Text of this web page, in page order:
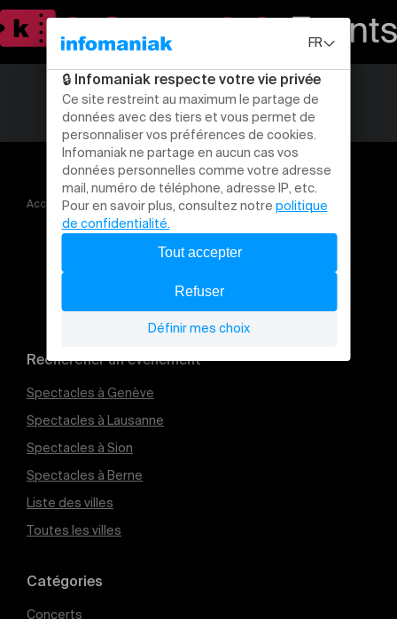
Accueil Les pieds dans le plat (tout public, dès 10 ans)
Rechercher un évènement
Spectacles à Genève
Spectacles à Lausanne
Spectacles à Sion
Spectacles à Berne
Liste des villes
Toutes les villes
Catégories
Concerts